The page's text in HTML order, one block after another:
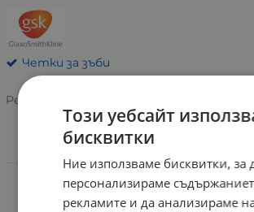
Четки за зъби
Рейтинг:
Информация
ЧЕТКА ЗА ЗЪБИ АКВАФРЕШ
Този уебсайт
бисквитки
Ние използваме бисквитки, за
персонализираме
рекламите и да анализираме